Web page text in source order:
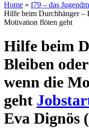
Home » f79 – das
Hilfe beim Durchhänger –
Motivation flöten geht
Hilfe beim
Bleiben
wenn die
geht
Eva Dignös